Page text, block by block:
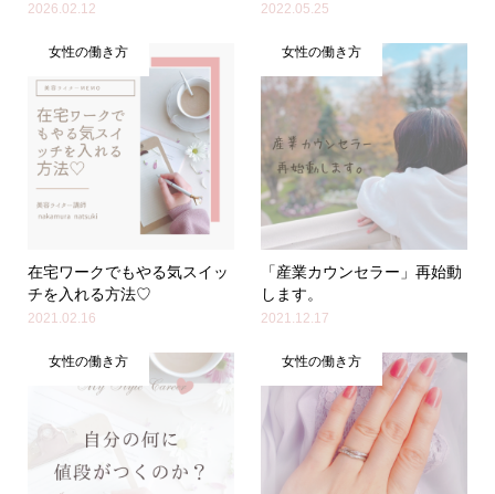
2026.02.12 2022.05.25
女性の働き方
在宅ワークでもやる気スイッ
チを入れる方法♡
2021.02.16
女性の働き方
「産業カウンセラー」再始動
します。
2021.12.17
女性の働き方 女性の働き方